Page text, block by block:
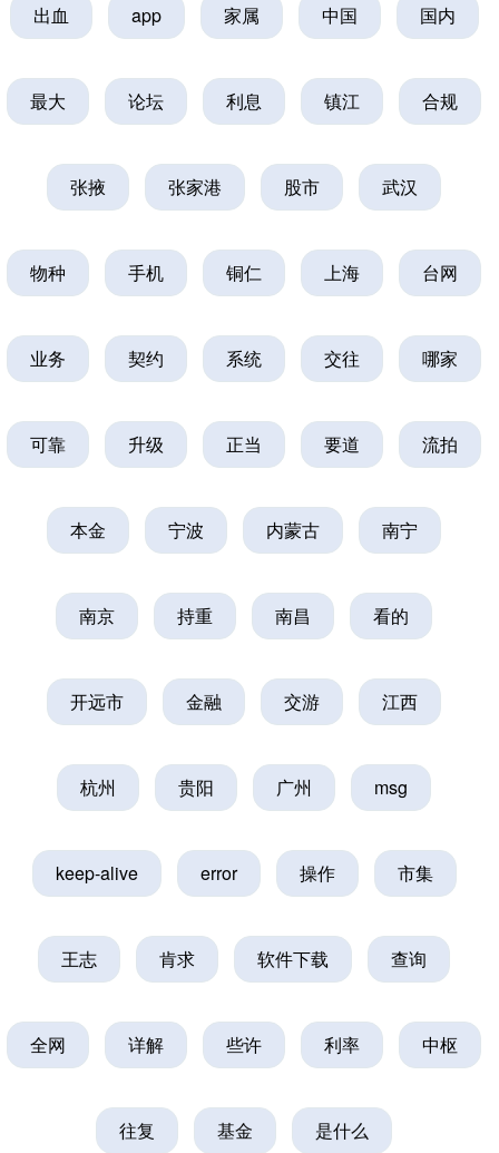
出血 app 家属 中国 国内
最大 论坛 利息 镇江 合规
张掖 张家港 股市 武汉
物种 手机 铜仁 上海 台网
业务 契约 系统 交往 哪家
可靠 升级 正当 要道 流拍
本金 宁波 内蒙古 南宁
南京 持重 南昌 看的
开远市 金融 交游 江西
杭州 贵阳 广州 msg
keep-alive error 操作 市集
王志 肯求 软件下载 查询
全网 详解 些许 利率 中枢
往复 基金 是什么
上证综指 3940.04 +39.68 +1.02%